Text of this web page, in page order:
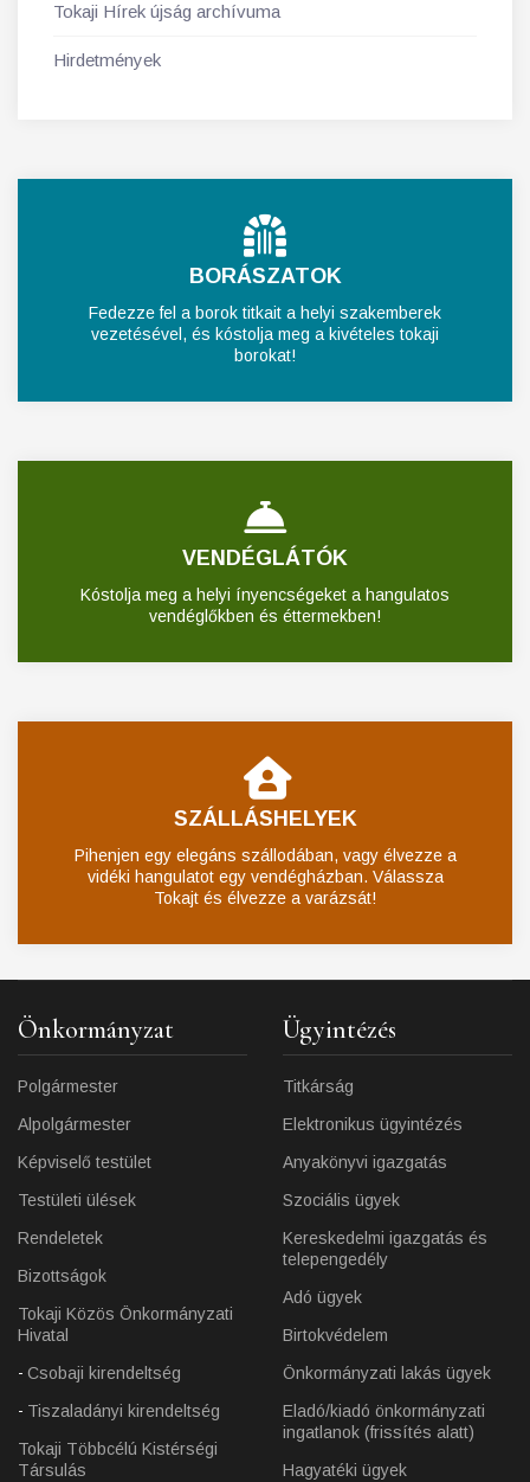
Tokaji Hírek újság archívuma
Hirdetmények
BORÁSZATOK
Fedezze fel a borok titkait a helyi szakemberek
vezetésével, és kóstolja meg a kivételes tokaji
borokat!
VENDÉGLÁTÓK
Kóstolja meg a helyi ínyencségeket a hangulatos
vendéglőkben és éttermekben!
SZÁLLÁSHELYEK
Pihenjen egy elegáns szállodában, vagy élvezze a
vidéki hangulatot egy vendégházban. Válassza
Tokajt és élvezze a varázsát!
Önkormányzat
Polgármester
Alpolgármester
Képviselő testület
Testületi ülések
Rendeletek
Bizottságok
Tokaji Közös Önkormányzati
Hivatal
Csobaji kirendeltség
Tiszaladányi kirendeltség
Tokaji Többcélú Kistérségi
Társulás
Ügyintézés
Titkárság
Elektronikus ügyintézés
Anyakönyvi igazgatás
Szociális ügyek
Kereskedelmi igazgatás és
telepengedély
Adó ügyek
Birtokvédelem
Önkormányzati lakás ügyek
Eladó/kiadó önkormányzati
ingatlanok (frissítés alatt)
Hagyatéki ügyek